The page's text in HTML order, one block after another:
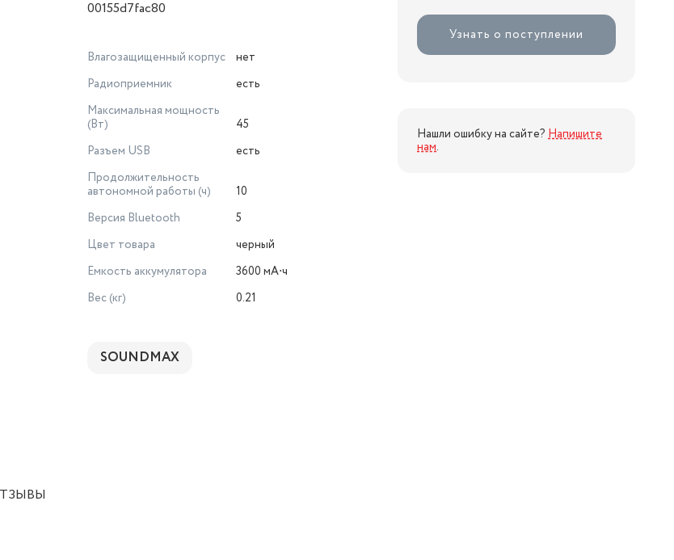
00155d7fac80
Влагозащищенный корпус
нет
Радиоприемник
есть
Максимальная мощность
(Вт)
45
Разъем USB
есть
Продолжительность
автономной работы (ч)
10
Версия Bluetooth
5
Цвет товара
черный
Емкость аккумулятора
3600 мА⋅ч
Вес (кг)
0.21
SOUNDMAX
Узнать о поступлении
Нашли ошибку на сайте? Напишите
нам.